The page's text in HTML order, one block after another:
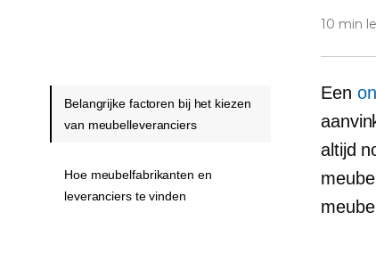
10 min
Een
altijd
Belangrijke factoren bij het kiezen
van meubelleveranciers
Hoe meubelfabrikanten en
leveranciers te vinden